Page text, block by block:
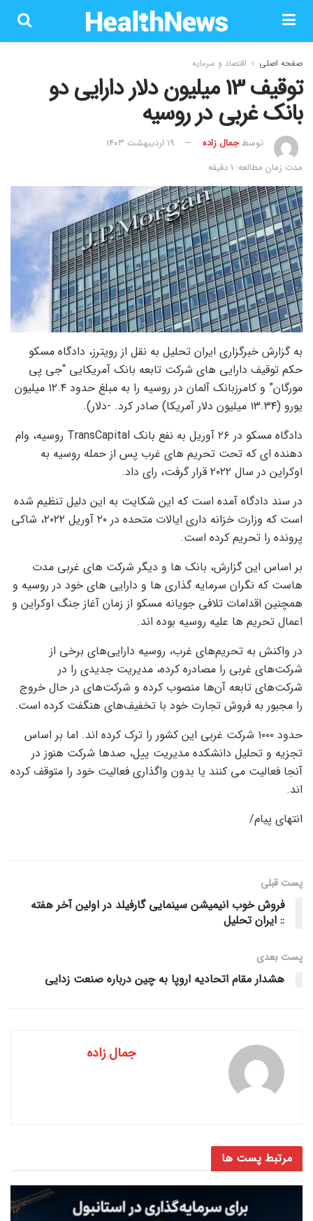
صفحه اصلی اقتصاد و سرمایه
توقیف 13 میلیون دلار دارایی دو
بانک غربی در روسیه
توسطجمال زاده
۱۹ اردیبهشت ۱۴۰۳
مدت زمان مطالعه: 1 دقیقه
به گزارش خبرگزاری ایران تحلیل به نقل از رویترز، دادگاه مسکو
حکم توقیف دارایی های شرکت تابعه بانک آمریکایی “جی پی
مورگان” و کامرزبانک آلمان در روسیه را به مبلغ حدود ۱۲.۴ میلیون
یورو (۱۳.۳۴ میلیون دلار آمریکا) صادر کرد. -دلار).
دادگاه مسکو در ۲۶ آوریل به نفع بانک TransCapital روسیه، وام
دهنده ای که تحت تحریم های غرب پس از حمله روسیه به
اوکراین در سال ۲۰۲۲ قرار گرفت، رای داد.
در سند دادگاه آمده است که این شکایت به این دلیل تنظیم شده
است که وزارت خزانه داری ایالات متحده در ۲۰ آوریل ۲۰۲۲، شاکی
پرونده را تحریم کرده است.
بر اساس این گزارش، بانک ها و دیگر شرکت های غربی مدت
هاست که نگران سرمایه گذاری ها و دارایی های خود در روسیه و
همچنین اقدامات تلافی جویانه مسکو از زمان آغاز جنگ اوکراین و
اعمال تحریم ها علیه روسیه بوده اند.
در واکنش به تحریم‌های غرب، روسیه دارایی‌های برخی از
شرکت‌های غربی را مصادره کرده، مدیریت جدیدی را در
شرکت‌های تابعه آن‌ها منصوب کرده و شرکت‌های در حال خروج
را مجبور به فروش تجارت خود با تخفیف‌های هنگفت کرده است.
حدود ۱۰۰۰ شرکت غربی این کشور را ترک کرده اند. اما بر اساس
تجزیه و تحلیل دانشکده مدیریت ییل، صدها شرکت هنوز در
آنجا فعالیت می کنند یا بدون واگذاری فعالیت خود را متوقف کرده
اند.
انتهای پیام/
پست قبلی
فروش خوب انیمیشن سینمایی گارفیلد در اولین آخر هفته
:: ایران تحلیل
پست‌ بعدی
هشدار مقام اتحادیه اروپا به چین درباره صنعت زدایی
جمال زاده
مرتبط پست ها